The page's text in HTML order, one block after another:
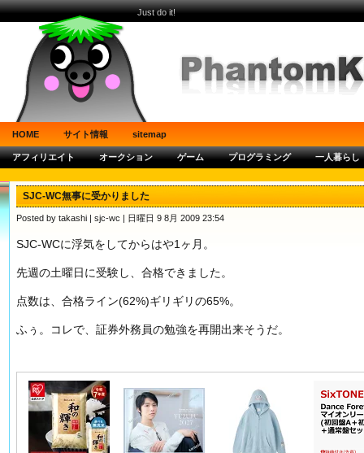
Just do it!
HOME サイト情報 sitemap
アフィリエイト オークション ゲーム プログラミング 一人暮らし
SJC-WC無事に受かりました
Posted by takashi | sjc-wc | 日曜日 9 8月 2009 23:54
SJC-WCに浮気をしてからはや1ヶ月。
先週の土曜日に受験し、合格できました。
点数は、合格ライン(62%)ギリギリの65%。
ふぅ。コレで、証券外務員の勉強を再開出来そうだ。